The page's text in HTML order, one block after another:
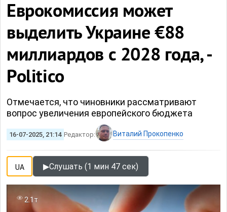
Еврокомиссия может
выделить Украине €88
миллиардов с 2028 года, -
Politico
Отмечается, что чиновники рассматривают
вопрос увеличения европейского бюджета
16-07-2025, 21:14 Редактор: Виталий Прокопенко
UA ▶Слушать (1 мин 47 сек)
2.1т